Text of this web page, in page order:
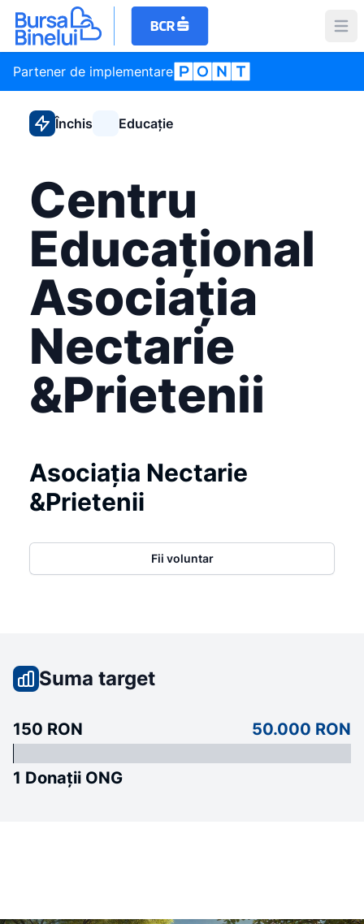
Partener de implementare
Închis Educație
Centru
Educațional
Asociația
Nectarie
&Prietenii
Asociația Nectarie
&Prietenii
Fii voluntar
Suma target
150 RON 50.000 RON
1 Donații ONG